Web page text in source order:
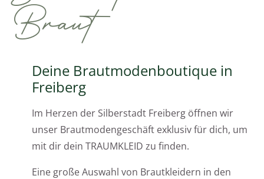
Braut
Deine Brautmodenboutique in
Freiberg
Im Herzen der Silberstadt Freiberg öffnen wir
unser Brautmodengeschäft exklusiv für dich, um
mit dir dein TRAUMKLEID zu finden.
Eine große Auswahl von Brautkleidern in den